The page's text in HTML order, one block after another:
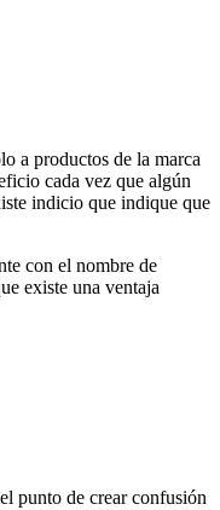
a productos de la marca
cada vez que algún
indicio que indique que
con el nombre de
existe una ventaja
punto de crear confusión